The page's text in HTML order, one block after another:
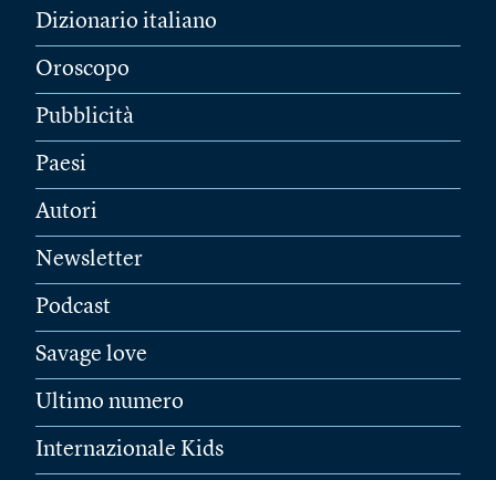
Dizionario italiano
Oroscopo
Pubblicità
Paesi
Autori
Newsletter
Podcast
Savage love
Ultimo numero
Internazionale Kids